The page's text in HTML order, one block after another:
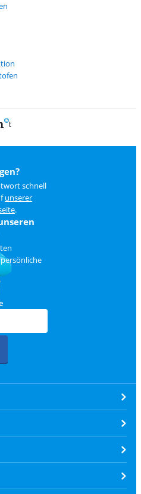
schnell
unserer
.